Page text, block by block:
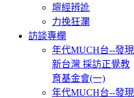
壇經辨訛
力挽狂瀾
訪談專欄
年代MUCH台--發現
新台灣 採訪正覺教
育基金會(一)
年代MUCH台--發現